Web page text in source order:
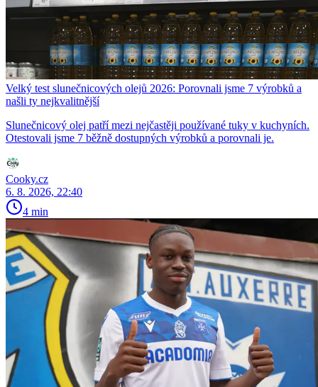
Velký test slunečnicových olejů 2026: Porovnali jsme 7 výrobků a
našli ty nejkvalitnější
Slunečnicový olej patří mezi nejčastěji používané tuky v kuchyních.
Otestovali jsme 7 běžně dostupných výrobků a porovnali je.
Cooky.cz
6. 8. 2026, 22:40
4 min